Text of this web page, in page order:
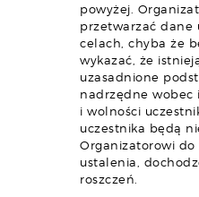
powyżej.
przetwarzać dane
celach, chyba że
wykazać, że
uzasadnione
nadrzędne wobec
i wolności
uczestnika będą
Organizatorowi
ustalenia,
roszczeń.